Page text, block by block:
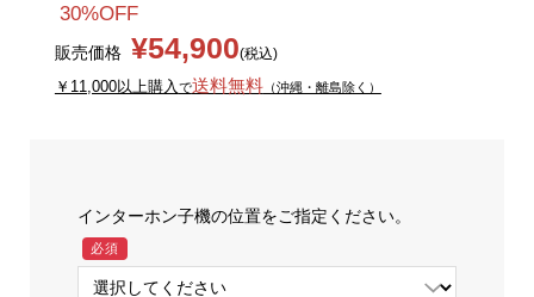
30%OFF
販売価格 ¥54,900(税込)
￥11,000以上購入 で送料無料（沖縄・離島除く）
インターホン子機の位置をご指定ください。
必須